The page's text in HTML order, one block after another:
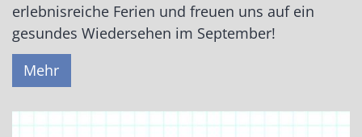
erlebnisreiche Ferien und freuen uns auf ein
gesundes Wiedersehen im September!
Mehr